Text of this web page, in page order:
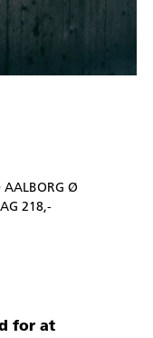
AALBORG Ø
218,-
for at